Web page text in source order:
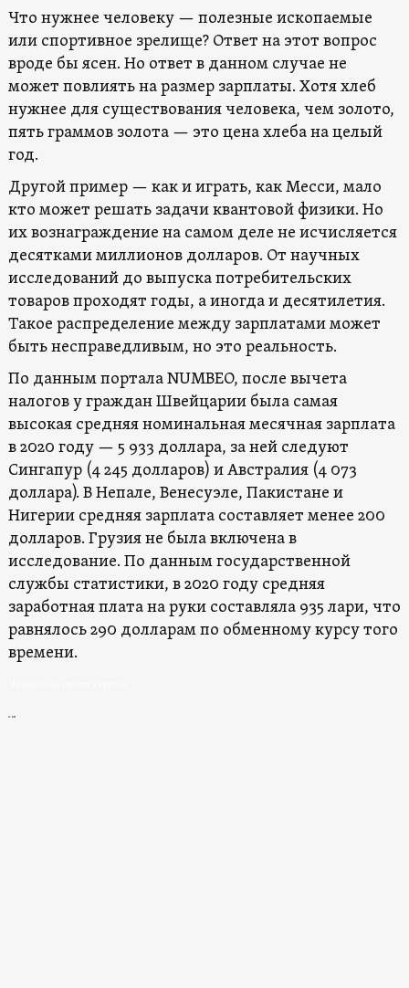
Что нужнее человеку — полезные ископаемые
или спортивное зрелище? Ответ на этот вопрос
вроде бы ясен. Но ответ в данном случае не
может повлиять на размер зарплаты. Хотя хлеб
нужнее для существования человека, чем золото,
пять граммов золота — это цена хлеба на целый
год.
Другой пример — как и играть, как Месси, мало
кто может решать задачи квантовой физики. Но
их вознаграждение на самом деле не исчисляется
десятками миллионов долларов. От научных
исследований до выпуска потребительских
товаров проходят годы, а иногда и десятилетия.
Такое распределение между зарплатами может
быть несправедливым, но это реальность.
По данным портала NUMBEO, после вычета
налогов у граждан Швейцарии была самая
высокая средняя номинальная месячная зарплата
в 2020 году — 5 933 доллара, за ней следуют
Сингапур (4 245 долларов) и Австралия (4 073
доллара). В Непале, Венесуэле, Пакистане и
Нигерии средняя зарплата составляет менее 200
долларов. Грузия не была включена в
исследование. По данным государственной
службы статистики, в 2020 году средняя
заработная плата на руки составляла 935 лари, что
равнялось 290 долларам по обменному курсу того
времени.
n-ost